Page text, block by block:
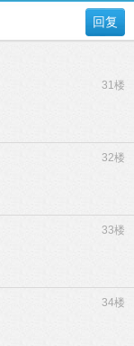
回复
31楼
32楼
33楼
34楼